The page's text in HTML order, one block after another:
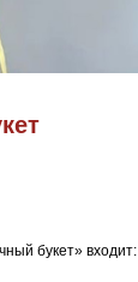
букет» входит: